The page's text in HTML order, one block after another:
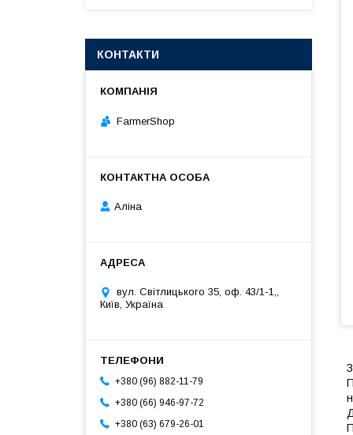
КОНТАКТИ
FarmerShop
Аліна
вул. Світлицького 35, оф. 43/1-1,,
Київ, Україна
+380 (96) 882-11-79
+380 (66) 946-97-72
+380 (63) 679-26-01